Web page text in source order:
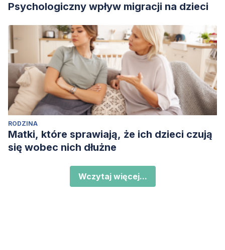
Psychologiczny wpływ migracji na dzieci
RODZINA
Matki, które sprawiają, że ich dzieci czują
się wobec nich dłużne
Wczytaj więcej...